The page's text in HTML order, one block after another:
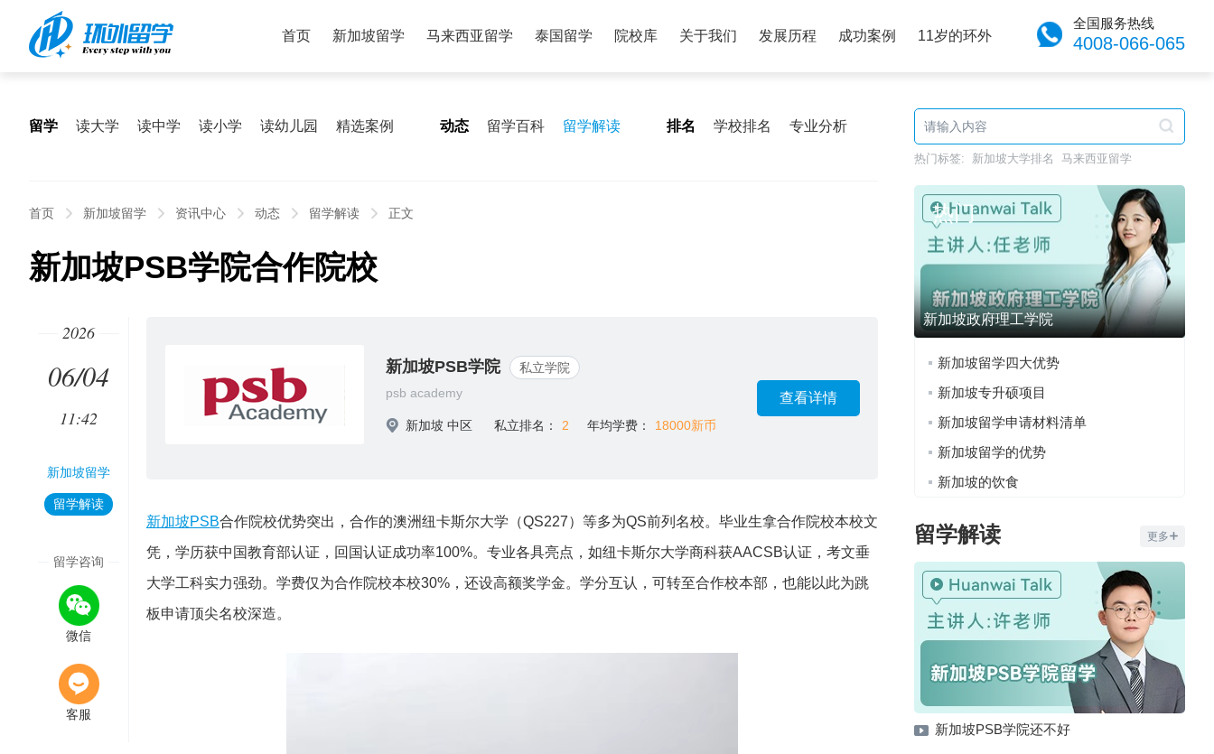
首页 新加坡留学 马来西亚留学 泰国留学 院校库 关于我们 发展历程 成功案例 11岁的环外
全国服务热线
4008-066-065
留学 读大学 读中学 读小学 读幼儿园 精选案例 动态 留学百科 留学解读 排名 学校排名 专业分析
首页 新加坡留学 资讯中心 动态 留学解读 正文
新加坡PSB学院合作院校
新加坡PSB学院
私立学院
psb academy
新加坡 中区 私立排名： 2 年均学费： 18000新币
查看详情
新加坡PSB合作院校优势突出，合作的澳洲纽卡斯尔大学（QS227）等多为QS前列名校。毕业生拿合作院校本校文
凭，学历获中国教育部认证，回国认证成功率100%。专业各具亮点，如纽卡斯尔大学商科获AACSB认证，考文垂
大学工科实力强劲。学费仅为合作院校本校30%，还设高额奖学金。学分互认，可转至合作校本部，也能以此为跳
板申请顶尖名校深造。
2026
06/04
11:42
新加坡留学
留学解读
留学咨询
微信
客服
热门标签: 新加坡大学排名 马来西亚留学
热门
新加坡政府理工学院
新加坡留学四大优势
新加坡专升硕项目
新加坡留学申请材料清单
新加坡留学的优势
新加坡的饮食
留学解读 更多
新加坡PSB学院还不好